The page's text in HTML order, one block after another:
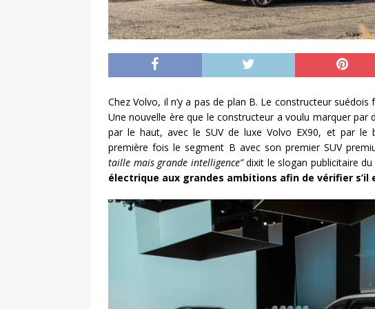
Chez Volvo, il n’y a pas de plan B. Le constructeur
Une nouvelle ère que le constructeur a voulu marquer par
par le haut, avec le SUV de luxe Volvo EX90, et par le
première fois le segment B avec son premier SUV
taille mais grande intelligence”dixit le slogan publicitaire du
électrique aux grandes ambitions afin de vérifier s’il